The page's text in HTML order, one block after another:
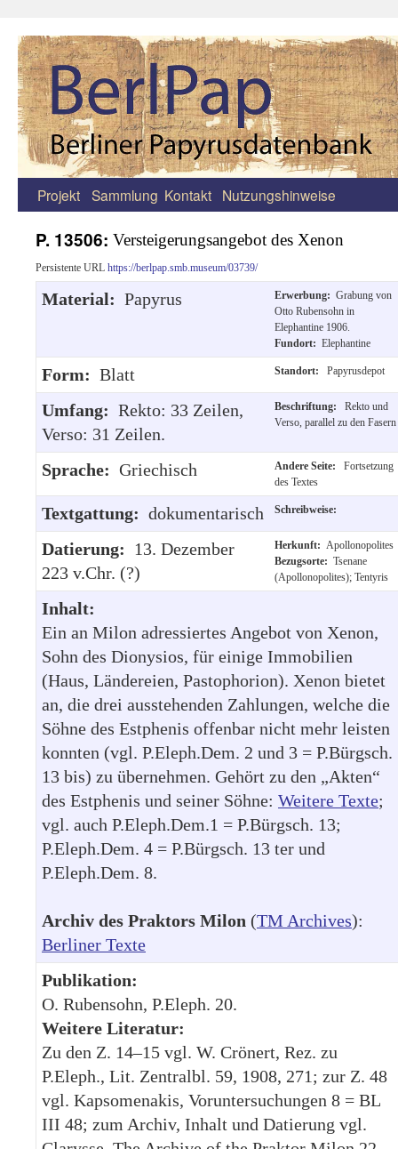
Zum
springen
Projekt Sammlung Kontakt Nutzungshinweise
P. 13506: Versteigerungsangebot des Xenon
Persistente URL https://berlpap.smb.museum/03739/
Material: Papyrus Erwerbung: Grabung von
Otto Rubensohn in
Elephantine 1906.
Fundort: Elephantine
Form: Blatt Standort: Papyrusdepot
Umfang: Rekto: 33 Zeilen,
Verso: 31 Zeilen.
Beschriftung:
Rekto und
Verso, parallel zu den Fasern
Sprache: Griechisch Andere Seite:
Fortsetzung
des Textes
Textgattung: dokumentarisch Schreibweise:
Datierung: 13. Dezember
223 v.Chr. (?)
Herkunft: Apollonopolites
Bezugsorte: Tsenane
(Apollonopolites); Tentyris
Inhalt:
Ein an Milon adressiertes Angebot von Xenon,
Sohn des Dionysios, für einige Immobilien
(Haus, Ländereien, Pastophorion). Xenon bietet
an, die drei ausstehenden Zahlungen, welche die
Söhne des Estphenis offenbar nicht mehr leisten
konnten (vgl. P.Eleph.Dem. 2 und 3 = P.Bürgsch.
13 bis) zu übernehmen. Gehört zu den „Akten“
des Estphenis und seiner Söhne: Weitere Texte;
vgl. auch P.Eleph.Dem.1 = P.Bürgsch. 13;
P.Eleph.Dem. 4 = P.Bürgsch. 13 ter und
P.Eleph.Dem. 8.
Archiv des Praktors Milon (TM Archives):
Berliner Texte
Publikation:
O. Rubensohn, P.Eleph. 20.
Weitere Literatur:
Zu den Z. 14–15 vgl. W. Crönert, Rez. zu
P.Eleph., Lit. Zentralbl. 59, 1908, 271; zur Z. 48
vgl. Kapsomenakis, Voruntersuchungen 8 = BL
III 48; zum Archiv, Inhalt und Datierung vgl.